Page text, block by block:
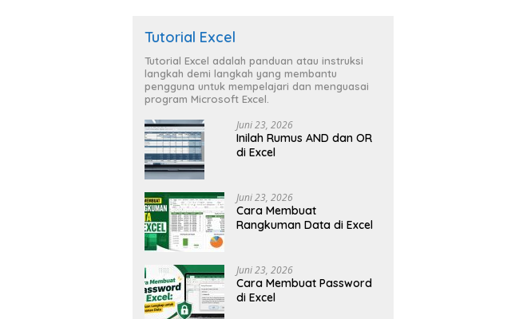
Tutorial Excel
Tutorial Excel adalah panduan atau instruksi
langkah demi langkah yang membantu
pengguna untuk mempelajari dan menguasai
program Microsoft Excel.
Juni 23, 2026
Inilah Rumus AND dan OR
di Excel
Juni 23, 2026
Cara Membuat
Rangkuman Data di Excel
Juni 23, 2026
Cara Membuat Password
di Excel